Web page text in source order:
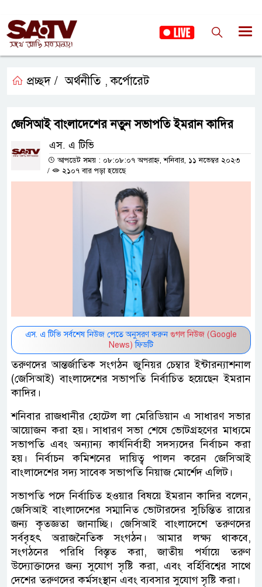
প্রচ্ছদ / অর্থনীতি ,কর্পোরেট
জেসিআই বাংলাদেশের নতুন সভাপতি ইমরান কাদির
এস. এ টিভি
আপডেট সময় : ০৮:০৮:০৭ অপরাহ্ন, শনিবার, ১১ নভেম্বর ২০২৩
/
২১০৭ বার পড়া হয়েছে
এস. এ টিভি সর্বশেষ নিউজ পেতে অনুসরণ করুন গুগল নিউজ (Google
News) ফিডটি
তরুণদের আন্তর্জাতিক সংগঠন জুনিয়র চেম্বার ইন্টারন্যাশনাল
(জেসিআই) বাংলাদেশের সভাপতি নির্বাচিত হয়েছেন ইমরান
কাদির।
শনিবার রাজধানীর হোটেল লা মেরিডিয়ান এ সাধারণ সভার
আয়োজন করা হয়। সাধারণ সভা শেষে ভোটগ্রহণের মাধ্যমে
সভাপতি এবং অন্যান্য কার্যনির্বাহী সদস্যদের নির্বাচন করা
হয়। নির্বাচন কমিশনের দায়িত্ব পালন করেন জেসিআই
বাংলাদেশের সদ্য সাবেক সভাপতি নিয়াজ মোর্শেদ এলিট।
সভাপতি পদে নির্বাচিত হওয়ার বিষয়ে ইমরান কাদির বলেন,
জেসিআই বাংলাদেশের সম্মানিত ভোটারদের সুচিন্তিত রায়ের
জন্য কৃতজ্ঞতা জানাচ্ছি। জেসিআই বাংলাদেশে তরুণদের
সর্ববৃহৎ অরাজনৈতিক সংগঠন। আমার লক্ষ্য থাকবে,
সংগঠনের পরিধি বিস্তৃত করা, জাতীয় পর্যায়ে তরুণ
উদ্যোক্তাদের জন্য সুযোগ সৃষ্টি করা, এবং বর্হিবিশ্বের সাথে
দেশের তরুণদের কর্মসংস্থান এবং ব্যবসার সুযোগ সৃষ্টি করা।